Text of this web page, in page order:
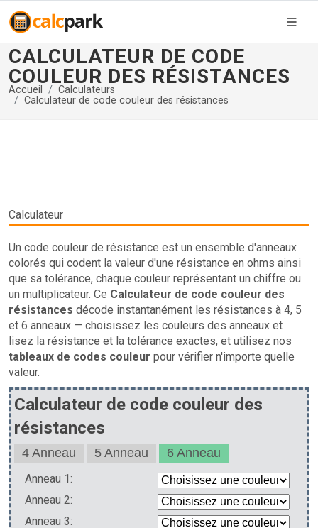
CALCULATEUR DE CODE
COULEUR DES RÉSISTANCES
Accueil
Calculateurs
Calculateur de code couleur des résistances
Calculateur
Un code couleur de résistance est un ensemble d'anneaux
colorés qui codent la valeur d'une résistance en ohms ainsi
que sa tolérance, chaque couleur représentant un chiffre ou
un multiplicateur. Ce Calculateur de code couleur des
résistances décode instantanément les résistances à 4, 5
et 6 anneaux — choisissez les couleurs des anneaux et
lisez la résistance et la tolérance exactes, et utilisez nos
tableaux de codes couleur pour vérifier n'importe quelle
valeur.
Calculateur de code couleur des
résistances